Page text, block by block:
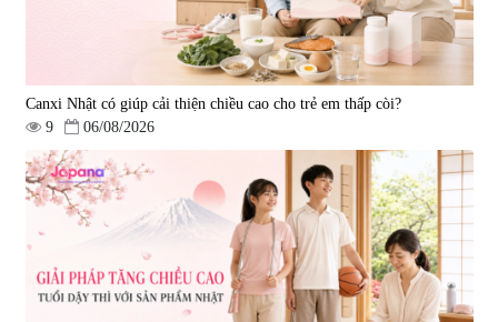
Viên uống bổ gan Ribeto Shoji
Hepaclean 60 viên
543.205
690.000 đ
Viên uống hỗ trợ cải thiện thoát
vị đĩa đệm Kyoto Has 30 viên
14.560
1.600.000 đ
Canxi Nhật có giúp cải thiện chiều cao cho trẻ em thấp còi?
9
06/08/2026